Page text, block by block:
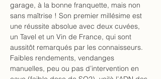
garage, à la bonne franquette, mais non
sans maîtrise ! Son premier millésime est
une réussite absolue avec deux cuvées,
un Tavel et un Vin de France, qui sont
aussitôt remarqués par les connaisseurs.
Faibles rendements, vendanges
manuelles, peu ou pas d’intervention en